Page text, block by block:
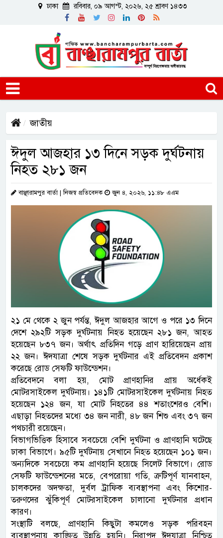
ঢাকা রবিবার, ০৯ আগস্ট, ২০২৬, ২৫ শ্রাবণ ১৪৩৩
জাতীয়
ঈদুল আজহার ১৩ দিনে সড়ক দুর্ঘটনায়
নিহত ২৮১ জন
বাঞ্ছারামপুর বার্তা | নিজস্ব প্রতিবেদক জুন ৪, ২০২৬, ১১:৪৮ এএম
২১ মে থেকে ২ জুন পর্যন্ত, ঈদুল আজহার আগে ও পরে ১৩ দিনে
দেশে ২৯২টি সড়ক দুর্ঘটনায় নিহত হয়েছেন ২৮১ জন, আহত
হয়েছেন ৮৩৭ জন। অর্থাৎ প্রতিদিন গড়ে প্রাণ হারিয়েছেন প্রায়
২২ জন। ঈদযাত্রা শেষে সড়ক দুর্ঘটনার এই প্রতিবেদন প্রকাশ
করেছে রোড সেফটি ফাউন্ডেশন।
প্রতিবেদনে বলা হয়, মোট প্রাণহানির প্রায় অর্ধেকই
মোটরসাইকেল দুর্ঘটনায়। ১৪১টি মোটরসাইকেল দুর্ঘটনায় নিহত
হয়েছেন ১২৪ জন, যা মোট নিহতের ৪৪ শতাংশেরও বেশি।
এছাড়া নিহতদের মধ্যে ৩৪ জন নারী, ৪৮ জন শিশু এবং ৩৭ জন
পথচারী রয়েছেন।
বিভাগভিত্তিক হিসাবে সবচেয়ে বেশি দুর্ঘটনা ও প্রাণহানি ঘটেছে
ঢাকা বিভাগে। ৯৫টি দুর্ঘটনায় সেখানে নিহত হয়েছেন ১০১ জন।
অন্যদিকে সবচেয়ে কম প্রাণহানি হয়েছে সিলেট বিভাগে। রোড
সেফটি ফাউন্ডেশনের মতে, বেপরোয়া গতি, ত্রুটিপূর্ণ যানবাহন,
চালকদের অদক্ষতা, দুর্বল ট্রাফিক ব্যবস্থাপনা এবং কিশোর-
তরুণদের ঝুঁকিপূর্ণ মোটরসাইকেল চালানো দুর্ঘটনার প্রধান
কারণ।
সংস্থাটি বলছে, প্রাণহানি কিছুটা কমলেও সড়ক পরিবহন
ব্যবস্থাপনায় কাঙ্ক্ষিত উন্নতি হয়নি। নিরাপদ ঈদযাত্রা নিশ্চিত